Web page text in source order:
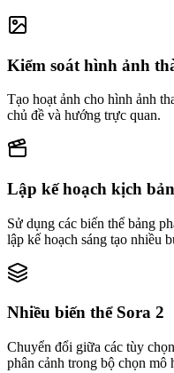
Kiểm soát hình ảnh
Tạo hoạt ảnh cho hình ảnh
chủ đề và hướng trực quan.
Lập kế hoạch kịch bản
Sử dụng các biến thể bảng
lập kế hoạch sáng tạo nhiều
Nhiều biến thể Sora 2
Chuyển đổi giữa các tùy
phân cảnh trong bộ chọn mô